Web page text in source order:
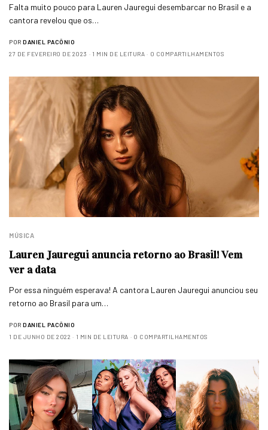
Falta muito pouco para Lauren Jauregui desembarcar no Brasil e a
cantora revelou que os…
POR DANIEL PACÔNIO
27 DE FEVEREIRO DE 2023
1 MIN DE LEITURA 0 COMPARTILHAMENTOS
MÚSICA
Lauren Jauregui anuncia retorno ao Brasil! Vem
ver a data
Por essa ninguém esperava! A cantora Lauren Jauregui anunciou seu
retorno ao Brasil para um…
POR DANIEL PACÔNIO
1 DE JUNHO DE 2022
1 MIN DE LEITURA 0 COMPARTILHAMENTOS